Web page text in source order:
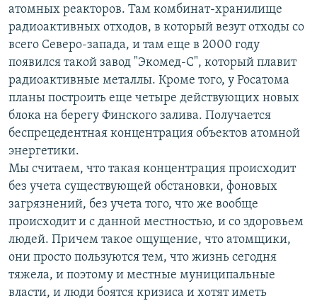
атомных реакторов. Там комбинат-хранилище
радиоактивных отходов, в который везут отходы со
всего Северо-запада, и там еще в 2000 году
появился такой завод "Экомед-С", который плавит
радиоактивные металлы. Кроме того, у Росатома
планы построить еще четыре действующих новых
блока на берегу Финского залива. Получается
беспрецедентная концентрация объектов атомной
энергетики.
Мы считаем, что такая концентрация происходит
без учета существующей обстановки, фоновых
загрязнений, без учета того, что же вообще
происходит и с данной местностью, и со здоровьем
людей. Причем такое ощущение, что атомщики,
они просто пользуются тем, что жизнь сегодня
тяжела, и поэтому и местные муниципальные
власти, и люди боятся кризиса и хотят иметь